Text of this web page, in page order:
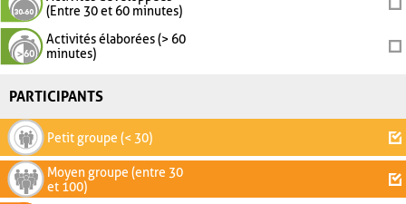
(Entre 30 et 60 minutes)
Activités élaborées (> 60
minutes)
PARTICIPANTS
Petit groupe (< 30)
Moyen groupe (entre 30
et 100)